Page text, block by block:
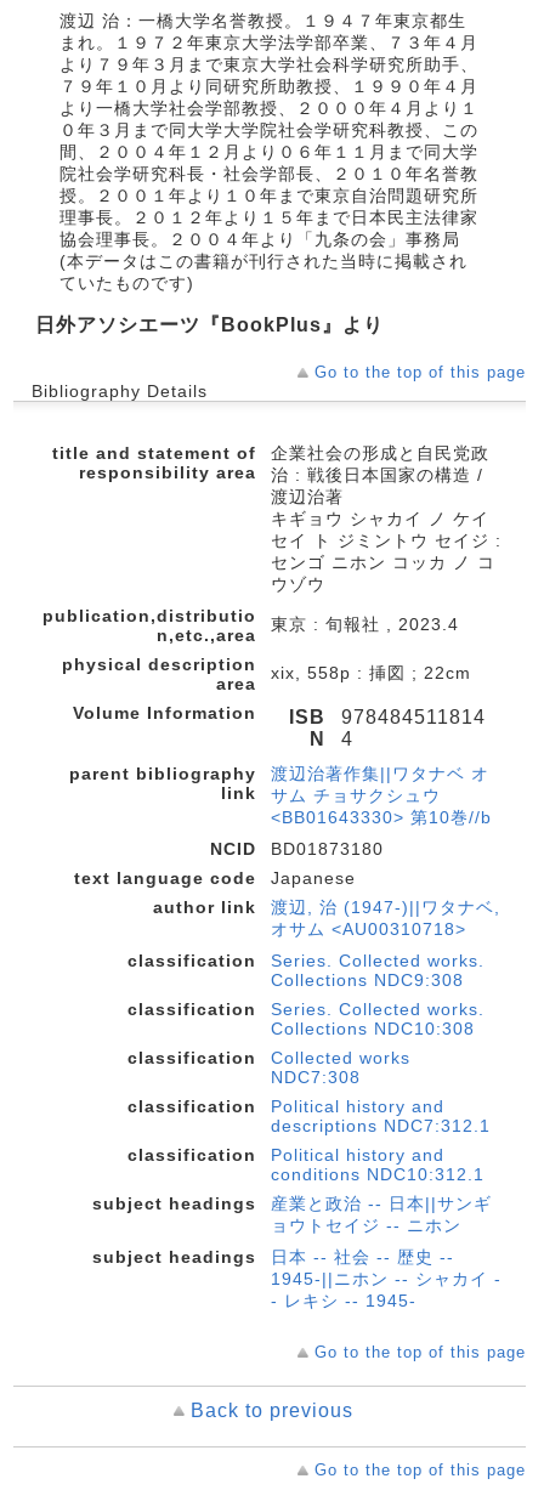
渡辺 治：一橋大学名誉教授。１９４７年東京都生
まれ。１９７２年東京大学法学部卒業、７３年４月
より７９年３月まで東京大学社会科学研究所助手、
７９年１０月より同研究所助教授、１９９０年４月
より一橋大学社会学部教授、２０００年４月より１
０年３月まで同大学大学院社会学研究科教授、この
間、２００４年１２月より０６年１１月まで同大学
院社会学研究科長・社会学部長、２０１０年名誉教
授。２００１年より１０年まで東京自治問題研究所
理事長。２０１２年より１５年まで日本民主法律家
協会理事長。２００４年より「九条の会」事務局
(本データはこの書籍が刊行された当時に掲載され
ていたものです)
日外アソシエーツ『BookPlus』より
Go to the top of this page
Bibliography Details
title and statement of
responsibility area
企業社会の形成と自民党政
治 : 戦後日本国家の構造 /
渡辺治著
キギョウ シャカイ ノ ケイ
セイ ト ジミントウ セイジ :
センゴ ニホン コッカ ノ コ
ウゾウ
publication,distributio
n,etc.,area
東京 : 旬報社 , 2023.4
physical description
area
xix, 558p : 挿図 ; 22cm
Volume Information
ISB
N
978484511814
4
parent bibliography
link
渡辺治著作集||ワタナベ オ
サム チョサクシュウ
<BB01643330> 第10巻//b
NCID
BD01873180
text language code
Japanese
author link
渡辺, 治 (1947-)||ワタナベ,
オサム <AU00310718>
classification
Series. Collected works.
Collections NDC9:308
classification
Series. Collected works.
Collections NDC10:308
classification
Collected works
NDC7:308
classification
Political history and
descriptions NDC7:312.1
classification
Political history and
conditions NDC10:312.1
subject headings
産業と政治 -- 日本||サンギ
ョウトセイジ -- ニホン
subject headings
日本 -- 社会 -- 歴史 --
1945-||ニホン -- シャカイ -
- レキシ -- 1945-
Go to the top of this page
Back to previous
Go to the top of this page